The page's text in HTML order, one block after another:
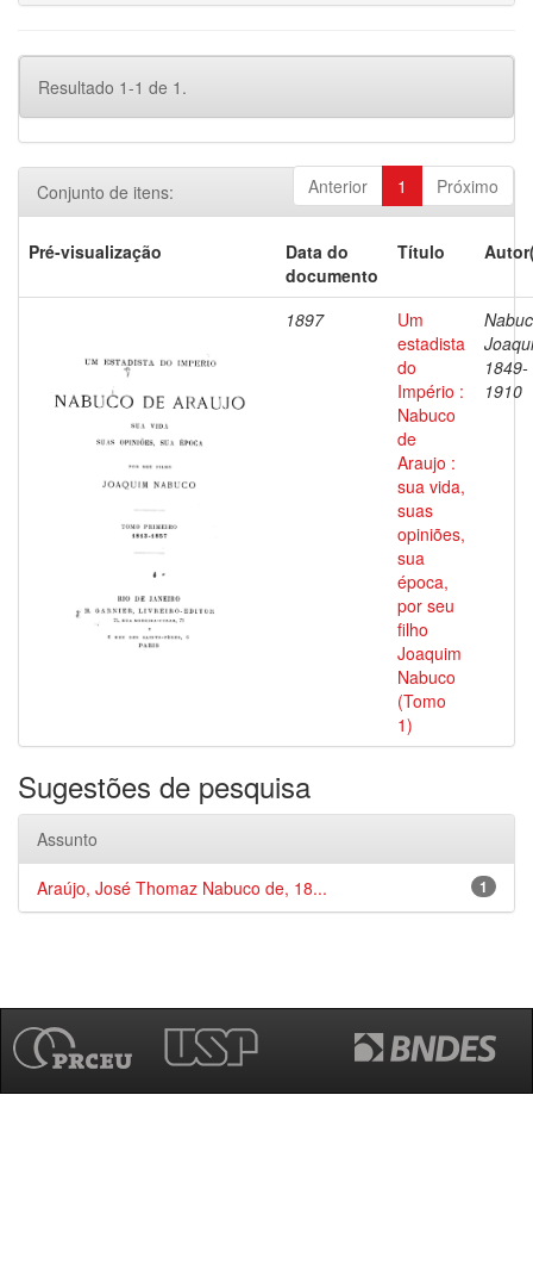
Resultado 1-1 de 1.
Anterior 1 Próximo
Conjunto de itens:
Pré-visualização
Data do
documento
Título
1897
Um
estadista
do
Império :
Nabuco
de
Araujo :
sua vida,
suas
opiniões,
sua
época,
por seu
filho
Joaquim
Nabuco
(Tomo
1)
1849-
1910
Sugestões de pesquisa
Assunto
1
Araújo, José Thomaz Nabuco de, 18...